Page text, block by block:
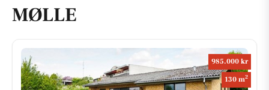
MØLLE
985.000 kr
130 m2